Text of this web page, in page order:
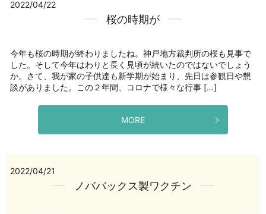
2022/04/22
桜の時期が
今年も桜の時期が終わりましたね。神戸地方裁判所の桜も見事で
した。そして今年はわりと長く見頃が続いたのではないでしょう
か。さて、我が家の子供達も新学期が始まり、先日は参観日や懇
談がありました。この２年間、コロナで様々な行事 […]
MORE
2022/04/21
ノババックス製ワクチン